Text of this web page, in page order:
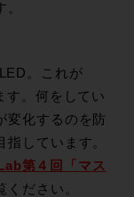
。これが
す。何をしてい
変化するのを防
しています。
第４回「マス
ください。